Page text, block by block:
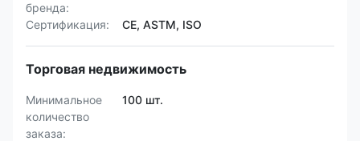
бренда:
Сертификация: CE, ASTM, ISO
Торговая недвижимость
Минимальное
количество
заказа:
100 шт.